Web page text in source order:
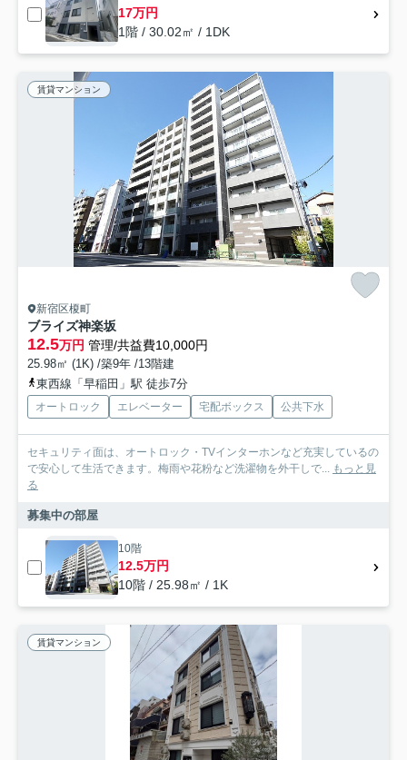
17万円
1階 / 30.02㎡ / 1DK
賃貸マンション
新宿区榎町
ブライズ神楽坂
12.5万円 管理/共益費10,000円
25.98㎡ (1K) /築9年 /13階建
東西線「早稲田」駅 徒歩7分
オートロック エレベーター 宅配ボックス 公共下水
セキュリティ面は、オートロック・TVインターホンなど充実しているの
で安心して生活できます。梅雨や花粉など洗濯物を外干しで... もっと見
る
募集中の部屋
10階
12.5万円
10階 / 25.98㎡ / 1K
賃貸マンション